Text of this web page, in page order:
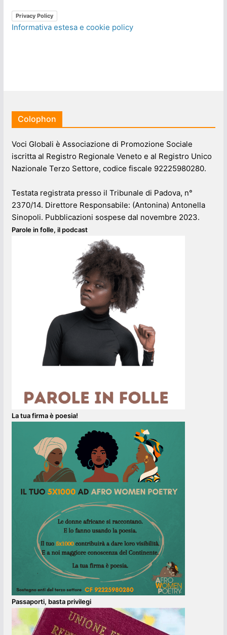
Privacy Policy
Informativa estesa e cookie policy
Colophon
Voci Globali è Associazione di Promozione Sociale
iscritta al Registro Regionale Veneto e al Registro Unico
Nazionale Terzo Settore, codice fiscale 92225980280.
Testata registrata presso il Tribunale di Padova, n°
2370/14. Direttore Responsabile: (Antonina) Antonella
Sinopoli. Pubblicazioni sospese dal novembre 2023.
Parole in folle, il podcast
La tua firma è poesia!
Passaporti, basta privilegi